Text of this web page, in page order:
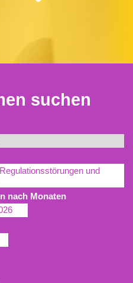
suchen
und
nach Monaten